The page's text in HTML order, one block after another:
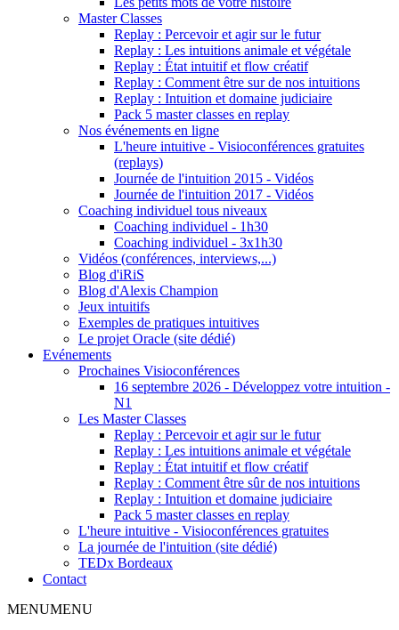
Master Classes
Replay : Percevoir et agir sur le futur
Replay : Les intuitions animale et végétale
Replay : État intuitif et flow créatif
Replay : Comment être sur de nos intuitions
Replay : Intuition et domaine judiciaire
Pack 5 master classes en replay
Nos événements en ligne
L'heure intuitive - Visioconférences gratuites
(replays)
Journée de l'intuition 2015 - Vidéos
Journée de l'intuition 2017 - Vidéos
Coaching individuel tous niveaux
Coaching individuel - 1h30
Coaching individuel - 3x1h30
Vidéos (conférences, interviews,...)
Blog d'iRiS
Blog d'Alexis Champion
Jeux intuitifs
Exemples de pratiques intuitives
Le projet Oracle (site dédié)
Evénements
Prochaines Visioconférences
16 septembre 2026 - Développez votre intuition -
N1
Les Master Classes
Replay : Percevoir et agir sur le futur
Replay : Les intuitions animale et végétale
Replay : État intuitif et flow créatif
Replay : Comment être sûr de nos intuitions
Replay : Intuition et domaine judiciaire
Pack 5 master classes en replay
L'heure intuitive - Visioconférences gratuites
La journée de l'intuition (site dédié)
TEDx Bordeaux
Contact
MENUMENU